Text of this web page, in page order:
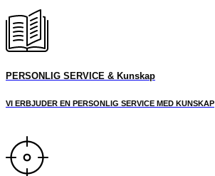
varianter.
De
olika
alternativen
väljas
produktsidan
PERSONLIG SERVICE & Kunskap
VI ERBJUDER EN PERSONLIG SERVICE MED KUNSKAP